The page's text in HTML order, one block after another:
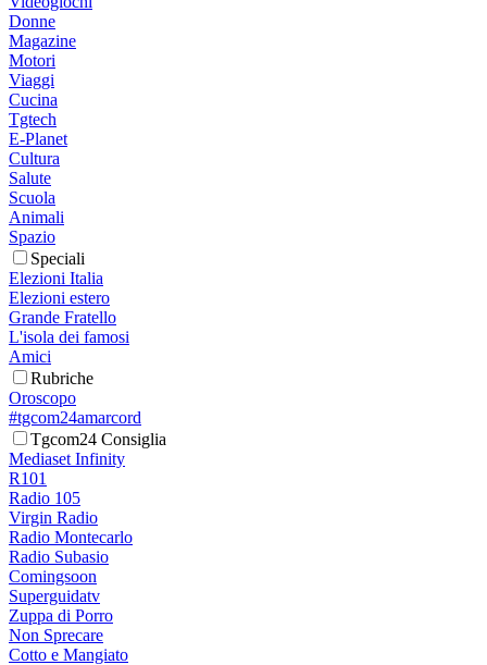
Donne
Magazine
Motori
Viaggi
Cucina
Tgtech
E-Planet
Cultura
Salute
Scuola
Animali
Spazio
Speciali
Elezioni Italia
Elezioni estero
Grande Fratello
L'isola dei famosi
Amici
Rubriche
Oroscopo
#tgcom24amarcord
Tgcom24 Consiglia
Mediaset Infinity
R101
Radio 105
Virgin Radio
Radio Montecarlo
Radio Subasio
Comingsoon
Superguidatv
Zuppa di Porro
Non Sprecare
Cotto e Mangiato